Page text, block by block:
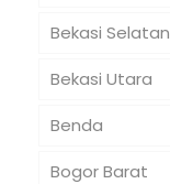
Bekasi Selatan
Bekasi Utara
Benda
Bogor Barat